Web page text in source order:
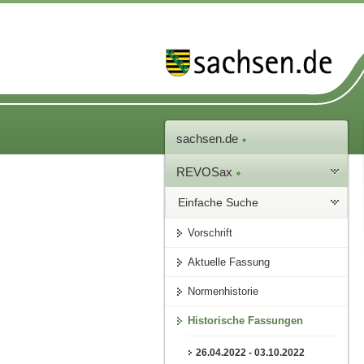
sachsen.de
REVOSax
Einfache Suche
Vorschrift
Aktuelle Fassung
Normenhistorie
Historische Fassungen
26.04.2022 - 03.10.2022